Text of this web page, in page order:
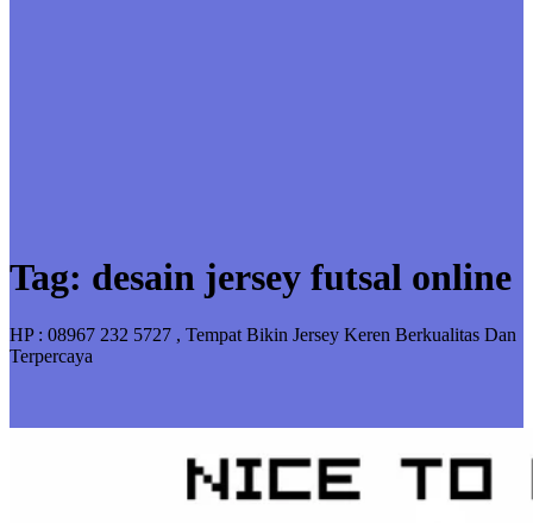
Tag: desain jersey futsal online
HP : 08967 232 5727 , Tempat Bikin Jersey Keren Berkualitas Dan
Terpercaya